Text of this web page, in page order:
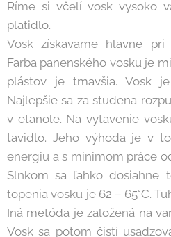
Ríme si včelí vosk vysoko
platidlo.
Vosk získavame hlavne
Farba panenského vosku je
plástov je tmavšia. Vosk
Najlepšie sa za studena
v etanole. Na vytavenie
tavidlo. Jeho výhoda je v
energiu a s minimom práce
Slnkom sa ľahko dosiahne
topenia vosku je 62 – 65°C.
Iná metóda je založená na
Vosk sa potom čistí